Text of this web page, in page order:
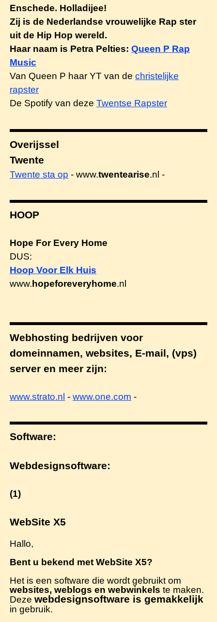
Enschede. Holladijee!
Zij is de Nederlandse vrouwelijke Rap ster
uit de Hip Hop wereld.
Haar naam is Petra Pelties: Queen P Rap
Music
Van Queen P haar YT van de christelijke
rapster
De Spotify van deze Twentse Rapster
Overijssel
Twente
Twente sta op - www.twentearise.nl -
HOOP
Hope For Every Home
DUS:
Hoop Voor Elk Huis
www.hopeforeveryhome.nl
Webhosting bedrijven voor
domeinnamen, websites, E-mail, (vps)
server en meer zijn:
www.strato.nl - www.one.com -
Software:
Webdesignsoftware:
(1)
WebSite X5
Hallo,
Bent u bekend met WebSite X5?
Het is een software die wordt gebruikt om
websites, weblogs en webwinkels te maken.
Deze webdesignsoftware is gemakkelijk
in gebruik.